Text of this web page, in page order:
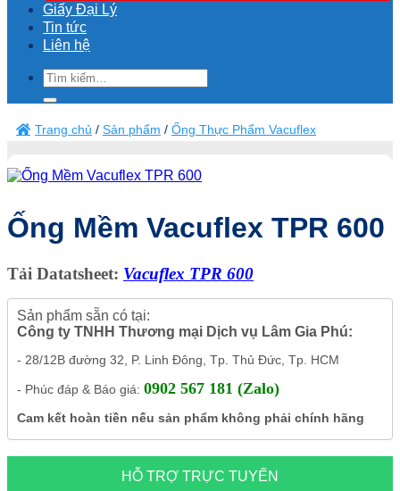
Giấy Đại Lý
Tin tức
Liên hệ
Tìm
kiếm:
Trang chủ / Sản phẩm / Ống Thực Phẩm Vacuflex
Ống Mềm Vacuflex TPR 600
Tải Datatsheet: Vacuflex TPR 600
Sản phẩm sẵn có tại:
Công ty TNHH Thương mại Dịch vụ Lâm Gia Phú:
- 28/12B đường 32, P. Linh Đông, Tp. Thủ Đức, Tp. HCM
- Phúc đáp & Báo giá: 0902 567 181 (Zalo)
Cam kết hoàn tiền nếu sản phẩm không phải chính hãng
HỖ TRỢ TRỰC TUYẾN